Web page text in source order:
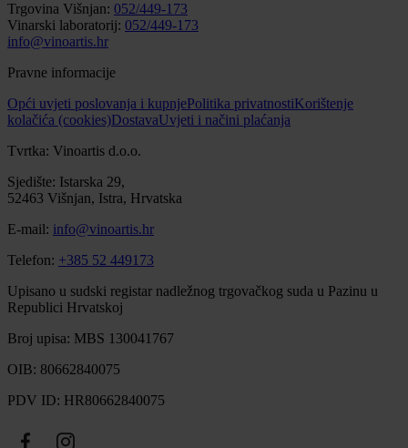
Trgovina Višnjan: 052/449-173
Vinarski laboratorij: 052/449-173
info@vinoartis.hr
Pravne informacije
Opći uvjeti poslovanja i kupnjePolitika privatnostiKorištenje
kolačića (cookies)DostavaUvjeti i načini plaćanja
Tvrtka: Vinoartis d.o.o.
Sjedište: Istarska 29,
52463 Višnjan, Istra, Hrvatska
E-mail: info@vinoartis.hr
Telefon: +385 52 449173
Upisano u sudski registar nadležnog trgovačkog suda u Pazinu u
Republici Hrvatskoj
Broj upisa: MBS 130041767
OIB: 80662840075
PDV ID: HR80662840075